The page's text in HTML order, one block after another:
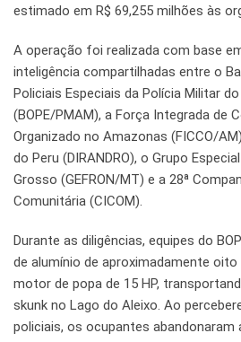
estimado em R$ 69,255 milhões às
A operação foi realizada com base
inteligência compartilhadas entre o
Policiais Especiais da Polícia Militar
(BOPE/PMAM), a Força Integrada de
Organizado no Amazonas (FICCO/
do Peru (DIRANDRO), o Grupo
Grosso (GEFRON/MT) e a 28ª
Comunitária (CICOM).
Durante as diligências, equipes do
de alumínio de aproximadamente
motor de popa de 15 HP,
skunk no Lago do Aleixo. Ao
policiais, os ocupantes